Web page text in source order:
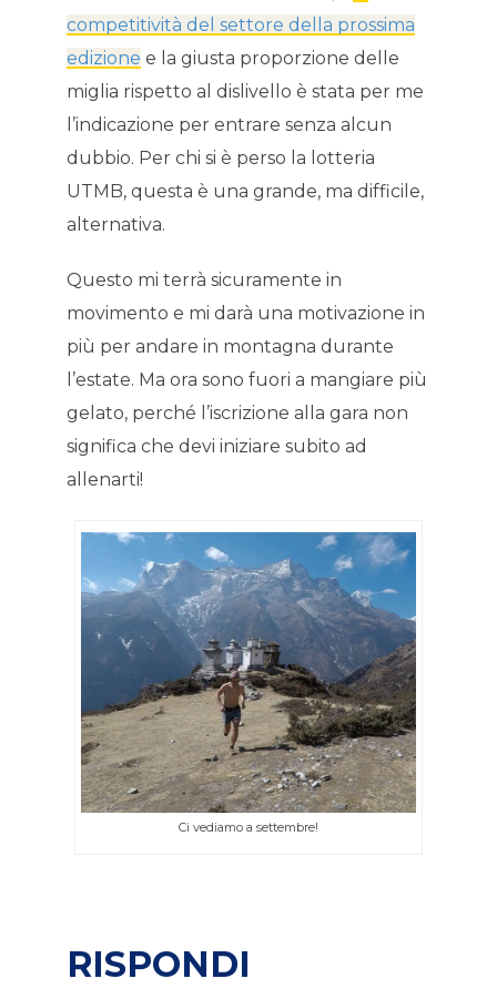
competitività del settore della prossima
edizione e la giusta proporzione delle
miglia rispetto al dislivello è stata per me
l’indicazione per entrare senza alcun
dubbio. Per chi si è perso la lotteria
UTMB, questa è una grande, ma difficile,
alternativa.
Questo mi terrà sicuramente in
movimento e mi darà una motivazione in
più per andare in montagna durante
l’estate. Ma ora sono fuori a mangiare più
gelato, perché l’iscrizione alla gara non
significa che devi iniziare subito ad
allenarti!
Ci vediamo a settembre!
RISPONDI